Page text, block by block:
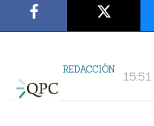
REDACCIÓN